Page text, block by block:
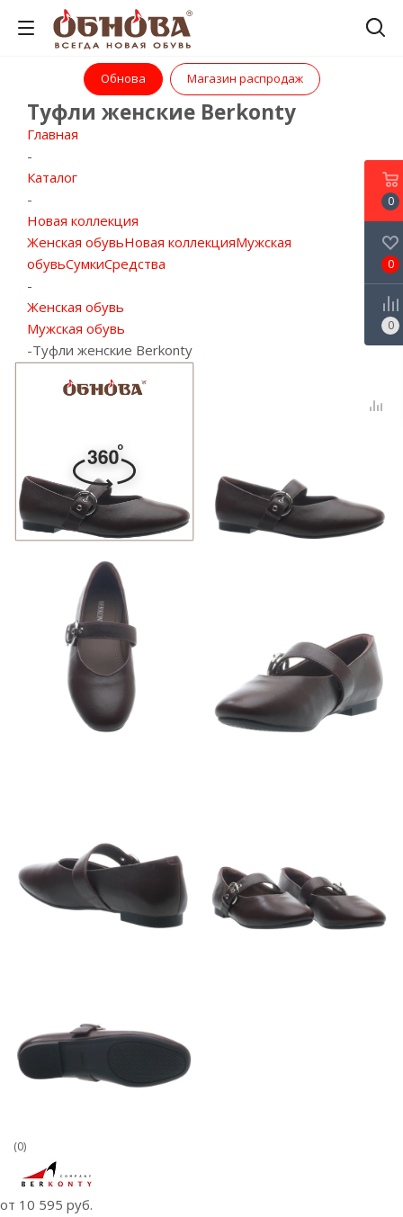
Обнова Магазин распродаж
Туфли женские Berkonty
Главная
-
Каталог
-
Новая коллекция
Женская обувьНовая коллекцияМужская
обувьСумкиСредства
-
Женская обувь
Мужская обувь
-Туфли женские Berkonty
(0)
от 10 595 руб.
0
0
0